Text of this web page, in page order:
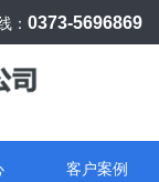
： 0373-5696869
客户案例